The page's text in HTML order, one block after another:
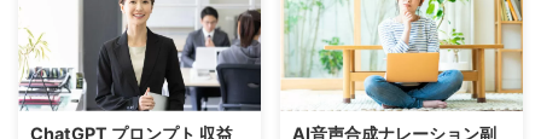
ログラミング補助など幅広い用途
で活用できる生成AIです。
Google Geminiを上手に活用する
ことで、これまで専門知識が必要
だった仕事にも挑戦しやすくなり
りません。実際、同じツールでも
使い方しだいで成果には大きな差
が出ます。大切なのは、目的に応
じてClaudeの役割をはっきり分
けることです。この記事では、初
ChatGPT プロンプト 収益
AI音声合成ナレーション副